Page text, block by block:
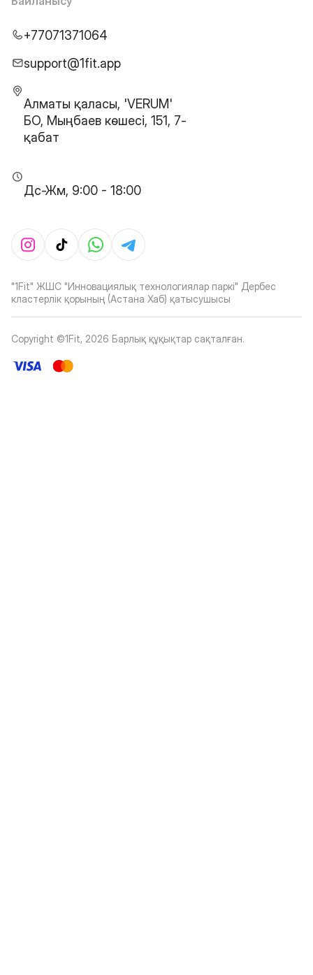
+77071371064
support@1fit.app
Алматы қаласы, 'VERUM'
БО, Мыңбаев көшесі, 151, 7-
қабат
Дс-Жм, 9:00 - 18:00
"1Fit" ЖШС "Инновациялық технологиялар паркі" Дербес
кластерлік қорының (Астана Хаб) қатысушысы
Copyright ©1Fit, 2026 Барлық құқықтар сақталған.